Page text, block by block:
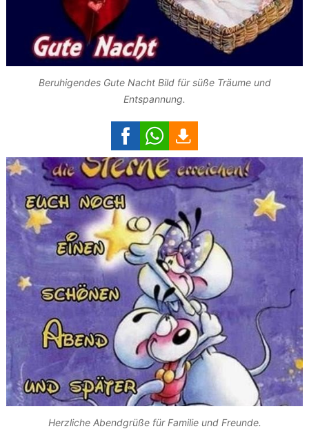
Beruhigendes Gute Nacht Bild für süße Träume und
Entspannung.
Herzliche Abendgrüße für Familie und Freunde.